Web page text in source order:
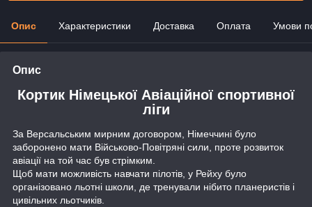
Опис Характеристики Доставка Оплата Умови
Опис
Кортик Німецької Авіаційної спортивної
ліги
За Версальським мирним договором, Німеччині було
заборонено мати Військово-Повітряні сили, проте розвиток
авіації на той час був стрімким.
Щоб мати можливість навчати пілотів, у Рейху було
організовано льотні школи, де тренували нібито планеристів і
цивільних льотчиків.